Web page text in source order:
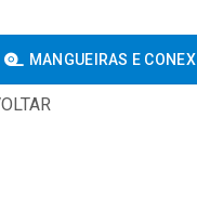
MANGUEIRAS E